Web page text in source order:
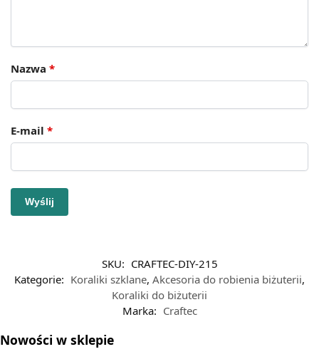
Nazwa *
E-mail *
SKU: CRAFTEC-DIY-215
Kategorie: Koraliki szklane, Akcesoria do robienia biżuterii,
Koraliki do biżuterii
Marka: Craftec
Nowości w sklepie